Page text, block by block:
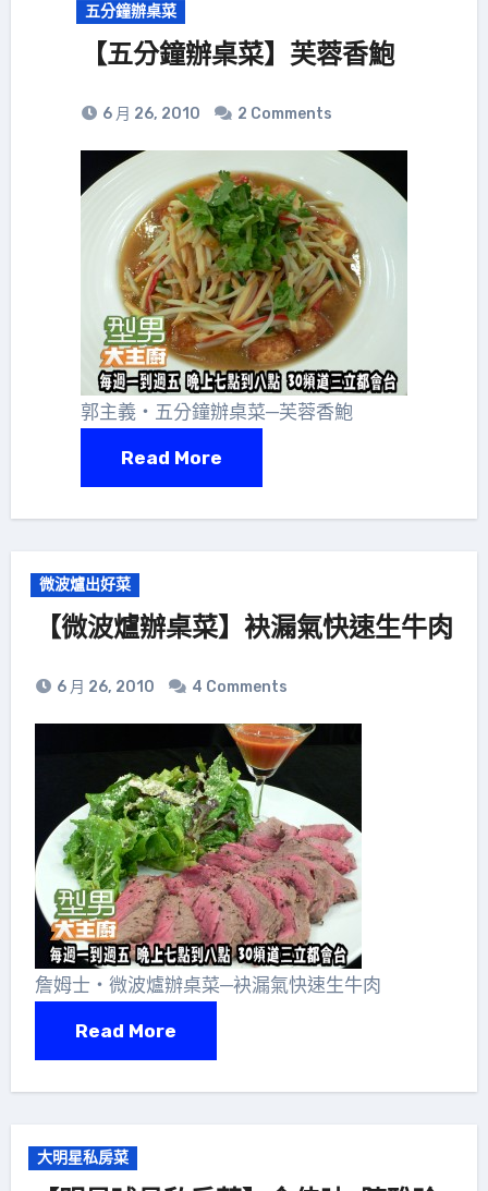
五分鐘辦桌菜
【五分鐘辦桌菜】芙蓉香鮑
6 月 26, 2010 2 Comments
郭主義‧五分鐘辦桌菜─芙蓉香鮑
Read More
微波爐出好菜
【微波爐辦桌菜】袂漏氣快速生牛肉
6 月 26, 2010 4 Comments
詹姆士‧微波爐辦桌菜─袂漏氣快速生牛肉
Read More
大明星私房菜